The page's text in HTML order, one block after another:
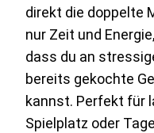
direkt die doppelte
nur Zeit und
dass du an
bereits gekochte
kannst. Perfekt für
Spielplatz oder